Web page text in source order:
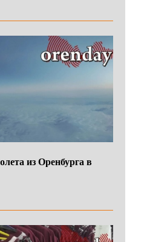
из Оренбурга в